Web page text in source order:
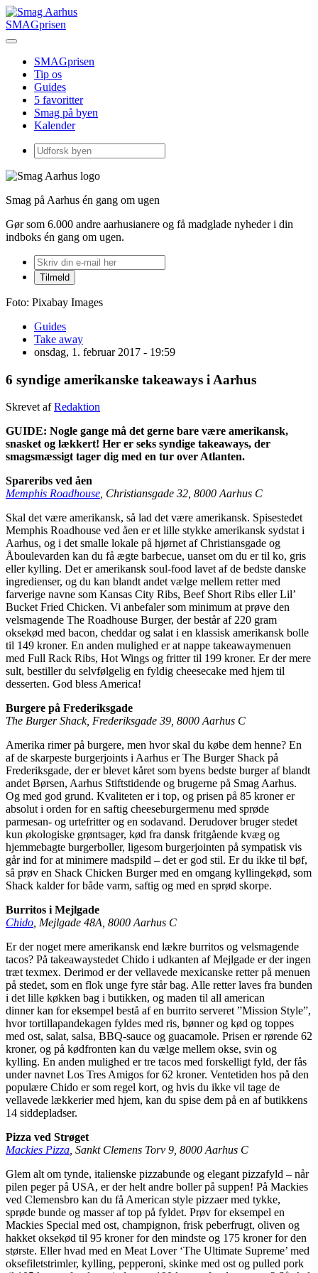
SMAGprisen
SMAGprisen
Tip os
Guides
5 favoritter
Smag på byen
Kalender
Smag på Aarhus én gang om ugen
Gør som 6.000 andre aarhusianere og få madglade nyheder i din
indboks én gang om ugen.
Foto: Pixabay Images
Guides
Take away
onsdag, 1. februar 2017 - 19:59
6 syndige amerikanske takeaways i Aarhus
Skrevet afRedaktion
GUIDE: Nogle gange må det gerne bare være amerikansk,
snasket og lækkert! Her er seks syndige takeaways, der
smagsmæssigt tager dig med en tur over Atlanten.
Spareribs ved åen
Memphis Roadhouse, Christiansgade 32, 8000 Aarhus C
Skal det være amerikansk, så lad det være amerikansk. Spisestedet
Memphis Roadhouse ved åen er et lille stykke amerikansk sydstat i
Aarhus, og i det smalle lokale på hjørnet af Christiansgade og
Åboulevarden kan du få ægte barbecue, uanset om du er til ko, gris
eller kylling. Det er amerikansk soul-food lavet af de bedste danske
ingredienser, og du kan blandt andet vælge mellem retter med
farverige navne som Kansas City Ribs, Beef Short Ribs eller Lil’
Bucket Fried Chicken. Vi anbefaler som minimum at prøve den
velsmagende The Roadhouse Burger, der består af 220 gram
oksekød med bacon, cheddar og salat i en klassisk amerikansk bolle
til 149 kroner. En anden mulighed er at nappe takeawaymenuen
med Full Rack Ribs, Hot Wings og fritter til 199 kroner. Er der mere
sult, bestiller du selvfølgelig en fyldig cheesecake med hjem til
desserten. God bless America!
Burgere på Frederiksgade
The Burger Shack, Frederiksgade 39, 8000 Aarhus C
Amerika rimer på burgere, men hvor skal du købe dem henne? En
af de skarpeste burgerjoints i Aarhus er The Burger Shack på
Frederiksgade, der er blevet kåret som byens bedste burger af blandt
andet Børsen, Aarhus Stiftstidende og brugerne på Smag Aarhus.
Og med god grund. Kvaliteten er i top, og prisen på 85 kroner er
absolut i orden for en saftig cheeseburgermenu med sprøde
parmesan- og urtefritter og en sodavand. Derudover bruger stedet
kun økologiske grøntsager, kød fra dansk fritgående kvæg og
hjemmebagte burgerboller, ligesom burgerjointen på sympatisk vis
går ind for at minimere madspild – det er god stil. Er du ikke til bøf,
så prøv en Shack Chicken Burger med en omgang kyllingekød, som
Shack kalder for både varm, saftig og med en sprød skorpe.
Burritos i Mejlgade
Chido, Mejlgade 48A, 8000 Aarhus C
Er der noget mere amerikansk end lækre burritos og velsmagende
tacos? På takeawaystedet Chido i udkanten af Mejlgade er der ingen
træt texmex. Derimod er der vellavede mexicanske retter på menuen
på stedet, som en flok unge fyre står bag. Alle retter laves fra bunden
i det lille køkken bag i butikken, og maden til all american
dinner kan for eksempel bestå af en burrito serveret ”Mission Style”,
hvor tortillapandekagen fyldes med ris, bønner og kød og toppes
med ost, salat, salsa, BBQ-sauce og guacamole. Prisen er rørende 62
kroner, og på kødfronten kan du vælge mellem okse, svin og
kylling. En anden mulighed er tre tacos med forskelligt fyld, der fås
under navnet Los Tres Amigos for 62 kroner. Ventetiden hos på den
populære Chido er som regel kort, og hvis du ikke vil tage de
vellavede lækkerier med hjem, kan du spise dem på en af butikkens
14 siddepladser.
Pizza ved Strøget
Mackies Pizza, Sankt Clemens Torv 9, 8000 Aarhus C
Glem alt om tynde, italienske pizzabunde og elegant pizzafyld – når
pilen peger på USA, er der helt andre boller på suppen! På Mackies
ved Clemensbro kan du få American style pizzaer med tykke,
sprøde bunde og masser af top på fyldet. Prøv for eksempel en
Mackies Special med ost, champignon, frisk peberfrugt, oliven og
hakket oksekød til 95 kroner for den mindste og 175 kroner for den
største. Eller hvad med en Meat Lover ‘The Ultimate Supreme’ med
oksefiletstrimler, kylling, pepperoni, skinke med ost og pulled pork